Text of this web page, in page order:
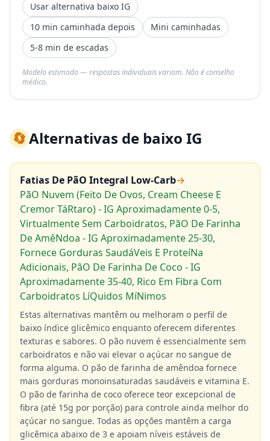
Usar alternativa baixo IG
10 min caminhada depois
Mini caminhadas
5-8 min de escadas
Modelo estimado — respostas individuais variam. Não é conselho
médico.
🔄Alternativas de baixo IG
Fatias De PãO Integral Low-Carb→
PãO Nuvem (Feito De Ovos, Cream Cheese E
Cremor TáRtaro) - IG Aproximadamente 0-5,
Virtualmente Sem Carboidratos, PãO De Farinha
De AmêNdoa - IG Aproximadamente 25-30,
Fornece Gorduras SaudáVeis E ProteíNa
Adicionais, PãO De Farinha De Coco - IG
Aproximadamente 35-40, Rico Em Fibra Com
Carboidratos LíQuidos MíNimos
Estas alternativas mantêm ou melhoram o perfil de
baixo índice glicêmico enquanto oferecem diferentes
texturas e sabores. O pão nuvem é essencialmente sem
carboidratos e não vai elevar o açúcar no sangue de
forma alguma. O pão de farinha de amêndoa fornece
mais gorduras monoinsaturadas saudáveis e vitamina E.
O pão de farinha de coco oferece teor excepcional de
fibra (até 15g por porção) para controle ainda melhor do
açúcar no sangue. Todas as opções mantêm a carga
glicêmica abaixo de 3 e apoiam níveis estáveis de